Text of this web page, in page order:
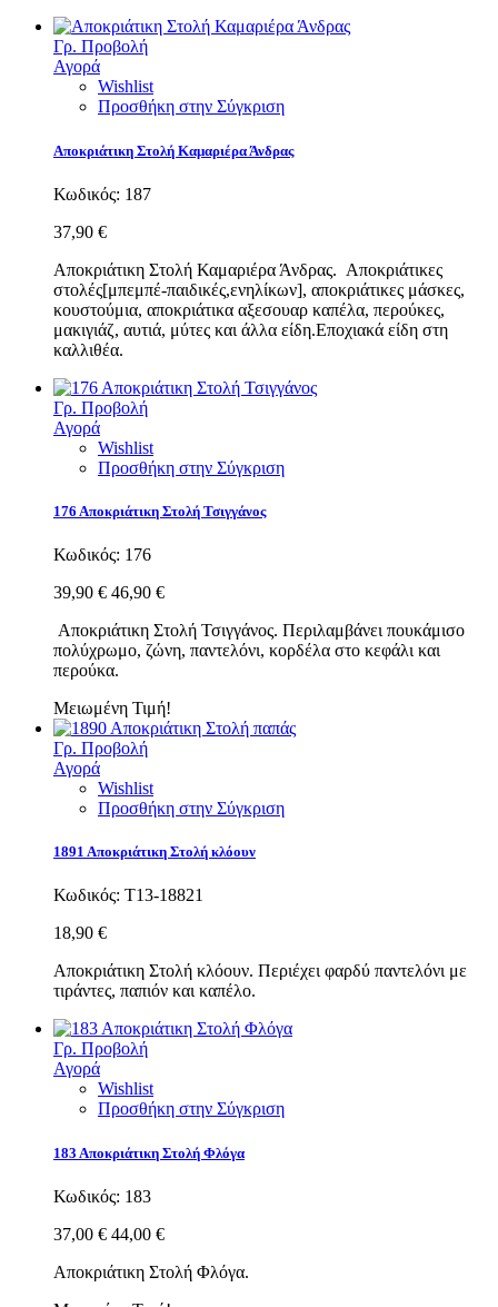
Γρ. Προβολή
Αγορά
Wishlist
Προσθήκη στην Σύγκριση
Αποκριάτικη Στολή Καμαριέρα Άνδρας
Κωδικός: 187
37,90 €
Αποκριάτικη Στολή Καμαριέρα Άνδρας. Αποκριάτικες
στολές[μπεμπέ-παιδικές,ενηλίκων], αποκριάτικες μάσκες,
κουστούμια, αποκριάτικα αξεσουαρ καπέλα, περούκες,
μακιγιάζ, αυτιά, μύτες και άλλα είδη.Εποχιακά είδη στη
καλλιθέα.
Γρ. Προβολή
Αγορά
Wishlist
Προσθήκη στην Σύγκριση
176 Αποκριάτικη Στολή Τσιγγάνος
Κωδικός: 176
39,90 € 46,90 €
Αποκριάτικη Στολή Τσιγγάνος. Περιλαμβάνει πουκάμισο
πολύχρωμο, ζώνη, παντελόνι, κορδέλα στο κεφάλι και
περούκα.
Μειωμένη Τιμή!
Γρ. Προβολή
Αγορά
Wishlist
Προσθήκη στην Σύγκριση
1891 Αποκριάτικη Στολή κλόουν
Κωδικός: Τ13-18821
18,90 €
Αποκριάτικη Στολή κλόουν. Περιέχει φαρδύ παντελόνι με
τιράντες, παπιόν και καπέλο.
Γρ. Προβολή
Αγορά
Wishlist
Προσθήκη στην Σύγκριση
183 Αποκριάτικη Στολή Φλόγα
Κωδικός: 183
37,00 € 44,00 €
Αποκριάτικη Στολή Φλόγα.